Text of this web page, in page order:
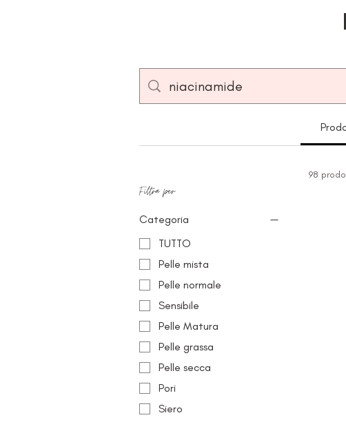
Filtra per
Categoria
TUTTO
Pelle mista
Pelle normale
Sensibile
Pelle Matura
Pelle grassa
Pelle secca
Pori
Siero
98